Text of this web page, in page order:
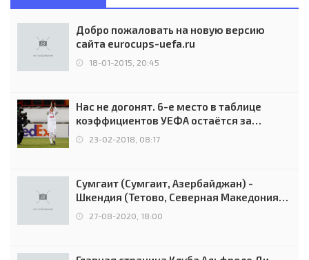
Добро пожаловать на новую версию
сайта eurocups-uefa.ru
18-01-2015, 20:45
Нас не догонят. 6-е место в таблице
коэффициентов УЕФА остаётся за
Россией
23-02-2018, 08:17
Сумгаит (Сумгаит, Азербайджан) -
Шкендия (Тетово, Северная Македония) -
0:2 (0:0)
27-08-2020, 18:00